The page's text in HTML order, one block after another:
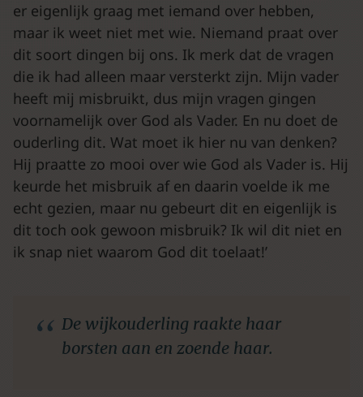
er eigenlijk graag met iemand over hebben,
maar ik weet niet met wie. Niemand praat over
dit soort dingen bij ons. Ik merk dat de vragen
die ik had alleen maar versterkt zijn. Mijn vader
heeft mij misbruikt, dus mijn vragen gingen
voornamelijk over God als Vader. En nu doet de
ouderling dit. Wat moet ik hier nu van denken?
Hij praatte zo mooi over wie God als Vader is. Hij
keurde het misbruik af en daarin voelde ik me
echt gezien, maar nu gebeurt dit en eigenlijk is
dit toch ook gewoon misbruik? Ik wil dit niet en
ik snap niet waarom God dit toelaat!’
De wijkouderling raakte haar
borsten aan en zoende haar.